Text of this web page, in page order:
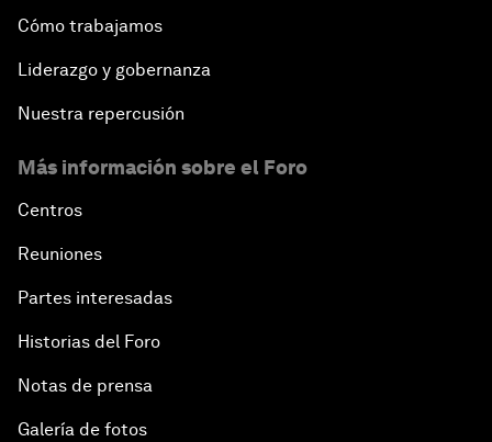
Cómo trabajamos
Liderazgo y gobernanza
Nuestra repercusión
Más información sobre el Foro
Centros
Reuniones
Partes interesadas
Historias del Foro
Notas de prensa
Galería de fotos